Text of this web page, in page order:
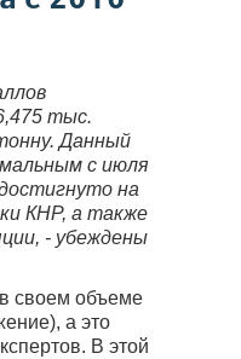
тыс.
Данный
с июля
на
КНР, а также
- убеждены
своем объеме
а это
В этой